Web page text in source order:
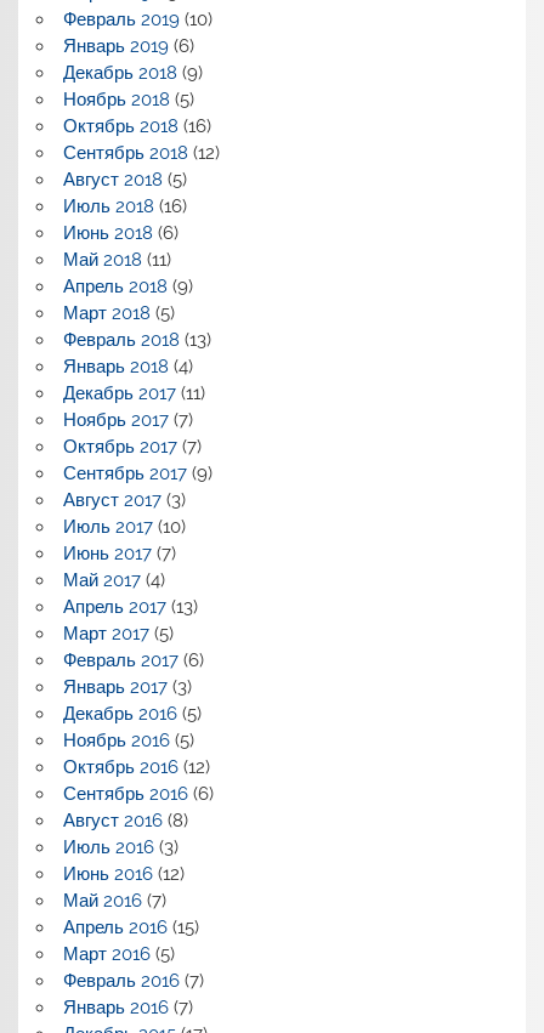
Февраль 2019(10)
Январь 2019(6)
Декабрь 2018 (9)
Ноябрь 2018 (5)
Октябрь 2018 (16)
Сентябрь 2018 (12)
Август 2018 (5)
Июль 2018 (16)
Июнь 2018 (6)
Май 2018 (11)
Апрель 2018 (9)
Март 2018 (5)
Февраль 2018 (13)
Январь 2018 (4)
Декабрь 2017(11)
Ноябрь 2017(7)
Октябрь 2017(7)
Сентябрь 2017(9)
Август 2017(3)
Июль 2017(10)
Июнь 2017(7)
Май 2017(4)
Апрель 2017(13)
Март 2017(5)
Февраль 2017(6)
Январь 2017(3)
Декабрь 2016(5)
Ноябрь 2016(5)
Октябрь 2016(12)
Сентябрь 2016(6)
Август 2016(8)
Июль 2016(3)
Июнь 2016(12)
Май 2016(7)
Апрель 2016(15)
Март 2016(5)
Февраль 2016(7)
Январь 2016(7)